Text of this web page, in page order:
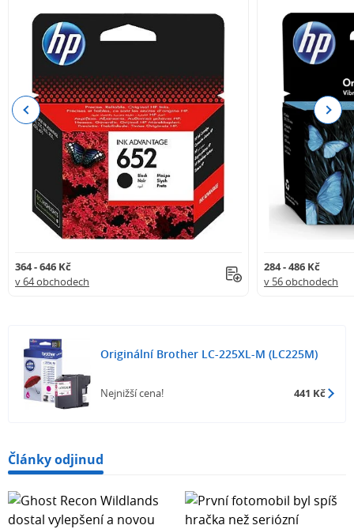
364 - 646 Kč
v 64 obchodech
284 - 486 Kč
v 56 obchodech
Previous Next
Originální Brother LC-225XL-M (LC225M)
Nejnižší cena! 441 Kč
Články odjinud